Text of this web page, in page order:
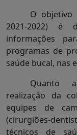
O objetivo
2021-2022) é
informações
programas de
saúde bucal, nas
Quanto
realização da
equipes de
(cirurgiões-
técnicos de